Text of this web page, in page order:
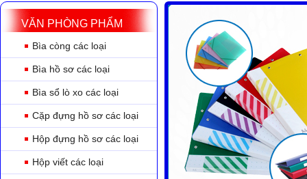
VĂN PHÒNG PHẨM
Bìa còng các loại
Bìa hồ sơ các loại
Bìa sổ lò xo các loại
Cặp đựng hồ sơ các loại
Hộp đựng hồ sơ các loại
Hộp viết các loại